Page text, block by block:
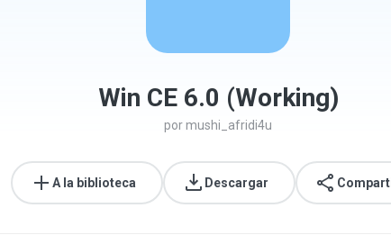
Win CE 6.0 (Working)
pormushi_afridi4u
A la biblioteca Descargar